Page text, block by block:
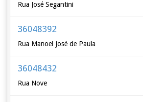
Rua José Segantini
36048392
Rua Manoel José de Paula
36048432
Rua Nove